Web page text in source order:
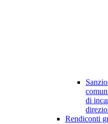
di
Rendiconti